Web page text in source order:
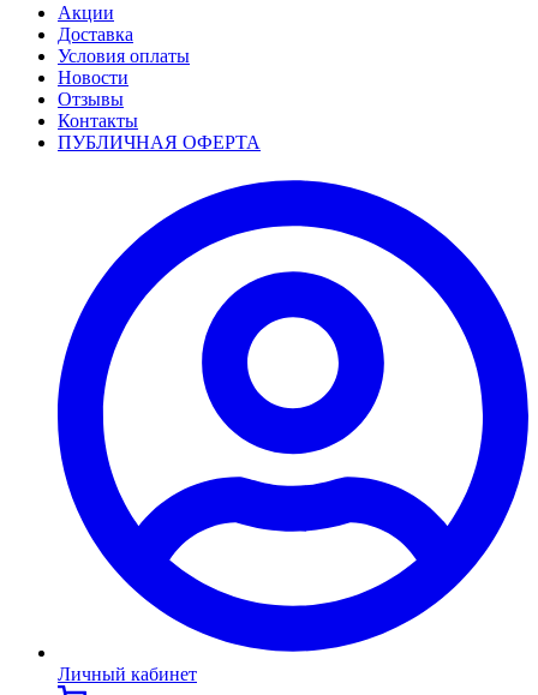
Акции
Доставка
Условия оплаты
Новости
Отзывы
Контакты
ПУБЛИЧНАЯ ОФЕРТА
Личный кабинет